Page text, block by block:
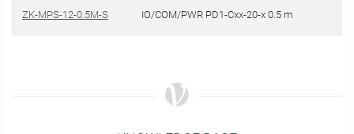
ZK-MPS-12-0.5M-S IO/COM/PWR PD1-Cxx-20-x 0.5 m